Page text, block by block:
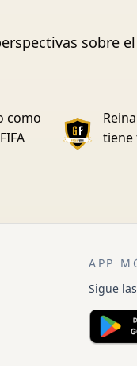
sobre
como
tiene
APP
Sigue